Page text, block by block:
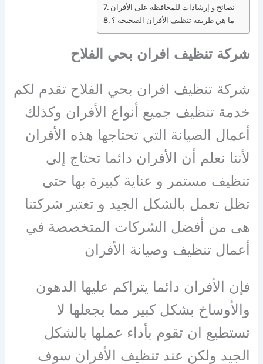
نصائح و إرشادات للمحافظة على الأفران
ما هي طريقة تنظيف الأفران الصحيحة ؟
شركة تنظيف افران بحي الفلاح
شركة تنظيف افران بحي الفلاح تقدم لكم
خدمة تنظيف جميع أنواع الأفران وكذلك
أعمال الصيانة التي تحتاجها هذه الأفران
لأننا نعلم أن الأفران دائما تحتاج إلى
تنظيف مستمر و عناية كبيرة بها حتى
تظل تعمل بالشكل الجيد و تعتبر شركتنا
هى من أفضل الشركات المتخصصة في
أعمال تنظيف وصيانة الأفران
فإن الأفران دائما يتراكم عليها الدهون
والأوساخ بشكل كبير مما يجعلها لا
تستطيع ان تقوم بأداء عملها بالشكل
الجيد ولكن عند تنظيف الأفران سوف